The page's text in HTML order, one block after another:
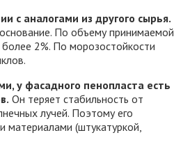
с аналогами из другого сырья.
По объему принимаемой
2%. По морозостойкости
у фасадного пенопласта есть
Он теряет стабильность от
лучей. Поэтому его
материалами (штукатуркой,